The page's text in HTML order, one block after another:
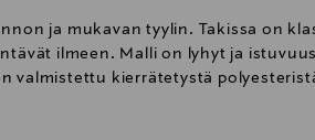
ja mukavan tyylin. Takissa on
ilmeen. Malli on lyhyt ja
valmistettu kierrätetystä